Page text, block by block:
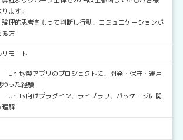
ます。
理的思考をもって判断し行動、コミュニケーションが
る方
リモート
製アプリのプロジェクトに、開発・保守・運用
わった経験
向けプラグイン、ライブラリ、パッケージに関
理解